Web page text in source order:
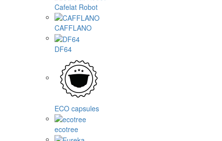
Cafelat Robot
CAFFLANO
DF64
ECO capsules
ecotree